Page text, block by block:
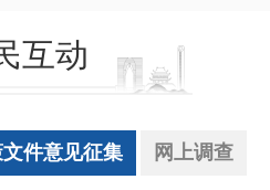
互动
件意见征集 网上调查